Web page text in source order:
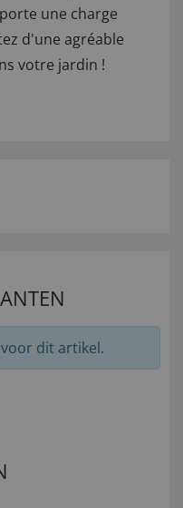
une charge
d'une agréable
votre jardin !
dit artikel.